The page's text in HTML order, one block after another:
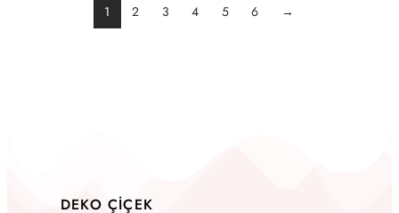
1 2 3 4 5 6 →
DEKO ÇIÇEK